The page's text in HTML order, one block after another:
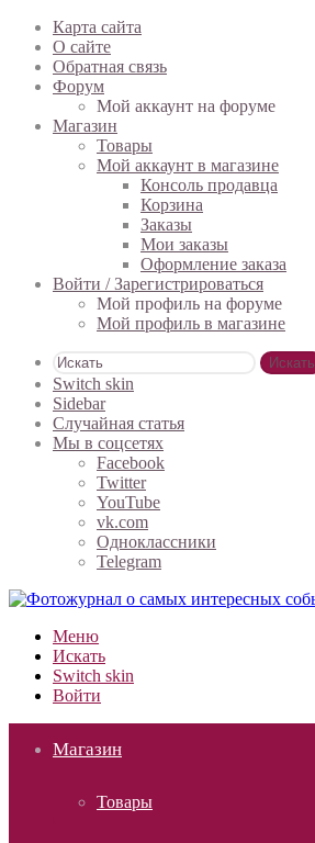
Карта сайта
О сайте
Обратная связь
Форум
Мой аккаунт на форуме
Магазин
Товары
Мой аккаунт в магазине
Консоль продавца
Корзина
Заказы
Мои заказы
Оформление заказа
Войти / Зарегистрироваться
Мой профиль на форуме
Мой профиль в магазине
Искать
Switch skin
Sidebar
Случайная статья
Мы в соцсетях
Facebook
Twitter
YouTube
vk.com
Одноклассники
Telegram
Меню
Искать
Switch skin
Войти
Магазин
Товары